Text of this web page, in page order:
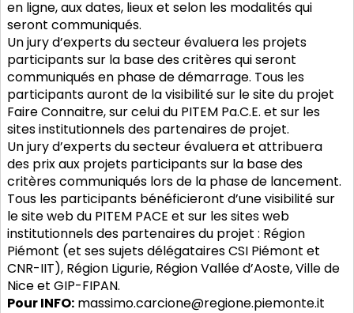
en ligne, aux dates, lieux et selon les modalités qui
seront communiqués.
Un jury d’experts du secteur évaluera les projets
participants sur la base des critères qui seront
communiqués en phase de démarrage. Tous les
participants auront de la visibilité sur le site du projet
Faire Connaitre, sur celui du PITEM Pa.C.E. et sur les
sites institutionnels des partenaires de projet.
Un jury d’experts du secteur évaluera et attribuera
des prix aux projets participants sur la base des
critères communiqués lors de la phase de lancement.
Tous les participants bénéficieront d’une visibilité sur
le site web du PITEM PACE et sur les sites web
institutionnels des partenaires du projet : Région
Piémont (et ses sujets délégataires CSI Piémont et
CNR-IIT), Région Ligurie, Région Vallée d’Aoste, Ville de
Nice et GIP-FIPAN.
Pour INFO: massimo.carcione@regione.piemonte.it